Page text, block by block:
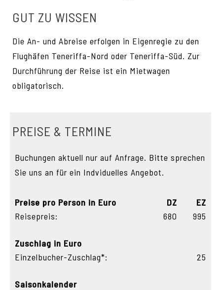
GUT ZU WISSEN
Die An- und Abreise erfolgen in Eigenregie zu den
Flughäfen Teneriffa-Nord oder Teneriffa-Süd. Zur
Durchführung der Reise ist ein Mietwagen
obligatorisch.
PREISE & TERMINE
Buchungen aktuell nur auf Anfrage. Bitte sprechen
Sie uns an für ein Indviduelles Angebot.
Preise pro Person in Euro DZ
EZ
Reisepreis:
680 995
Zuschlag in Euro
Einzelbucher-Zuschlag*:
25
Saisonkalender